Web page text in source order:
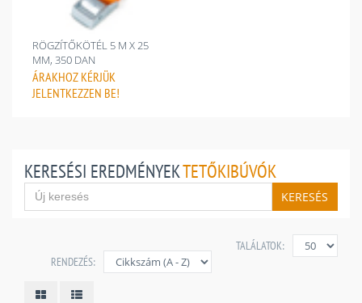
RÖGZÍTŐKÖTÉL 5 M X 25
MM, 350 DAN
ÁRAKHOZ KÉRJÜK
JELENTKEZZEN BE!
KERESÉSI EREDMÉNYEKTETŐKIBÚVÓK
KERESÉS
TALÁLATOK:
RENDEZÉS: